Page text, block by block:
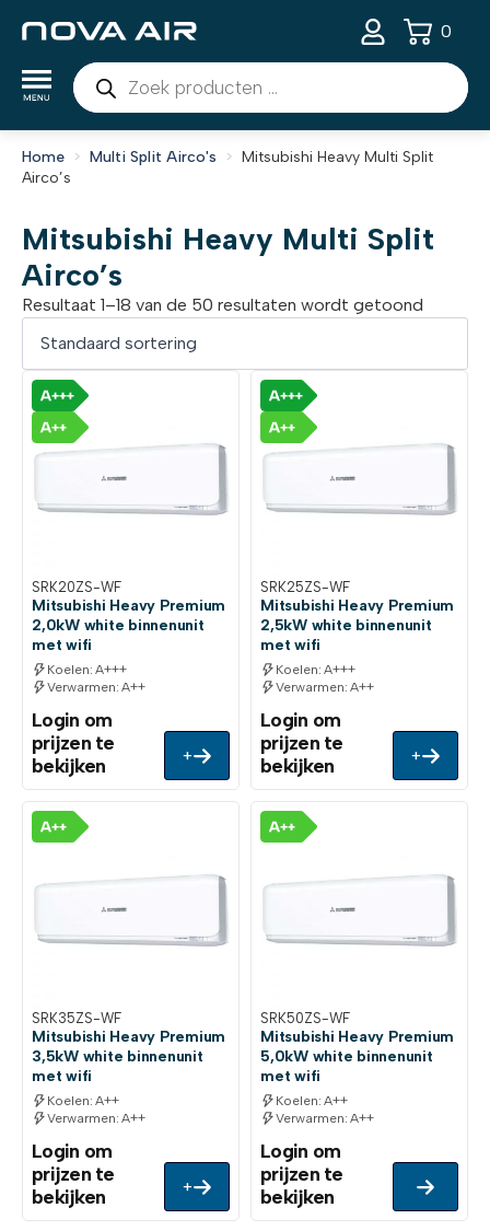
Producten
zoeken
0
Home Multi Split Airco's
Mitsubishi Heavy Multi Split
Airco’s
Mitsubishi Heavy Multi Split
Airco’s
Resultaat 1–18 van de 50 resultaten wordt getoond
Koelen: A+++
Verwarmen: A++
SRK20ZS-WF
Mitsubishi Heavy Premium
2,0kW white binnenunit
met wifi
Login om
prijzen te
bekijken
+
Koelen: A+++
Verwarmen: A++
SRK25ZS-WF
Mitsubishi Heavy Premium
2,5kW white binnenunit
met wifi
Login om
prijzen te
bekijken
+
Koelen: A++
Verwarmen: A++
SRK35ZS-WF
Mitsubishi Heavy Premium
3,5kW white binnenunit
met wifi
Login om
prijzen te
bekijken
+
Koelen: A++
Verwarmen: A++
SRK50ZS-WF
Mitsubishi Heavy Premium
5,0kW white binnenunit
met wifi
Login om
prijzen te
bekijken